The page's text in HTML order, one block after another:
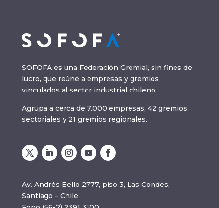
SOFOFA es una Federación Gremial, sin fines de
lucro, que reúne a empresas y gremios
vinculados al sector industrial chileno.
Agrupa a cerca de 7.000 empresas, 42 gremios
sectoriales y 21 gremios regionales.
Av. Andrés Bello 2777, piso 3, Las Condes,
Santiago – Chile